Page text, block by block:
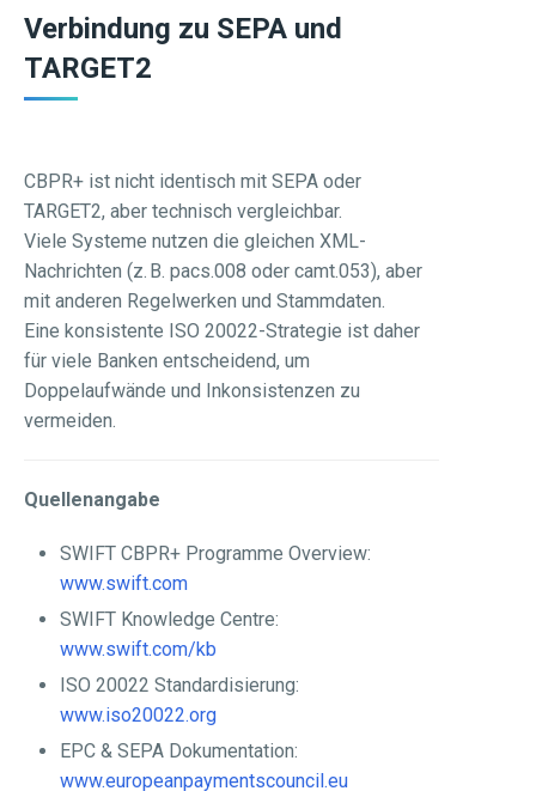
Verbindung zu SEPA und
TARGET2
CBPR+ ist nicht identisch mit SEPA oder
TARGET2, aber technisch vergleichbar.
Viele Systeme nutzen die gleichen XML-
Nachrichten (z. B. pacs.008 oder camt.053), aber
mit anderen Regelwerken und Stammdaten.
Eine konsistente ISO 20022-Strategie ist daher
für viele Banken entscheidend, um
Doppelaufwände und Inkonsistenzen zu
vermeiden.
Quellenangabe
SWIFT CBPR+ Programme Overview:
www.swift.com
SWIFT Knowledge Centre:
www.swift.com/kb
ISO 20022 Standardisierung:
www.iso20022.org
EPC & SEPA Dokumentation:
www.europeanpaymentscouncil.eu